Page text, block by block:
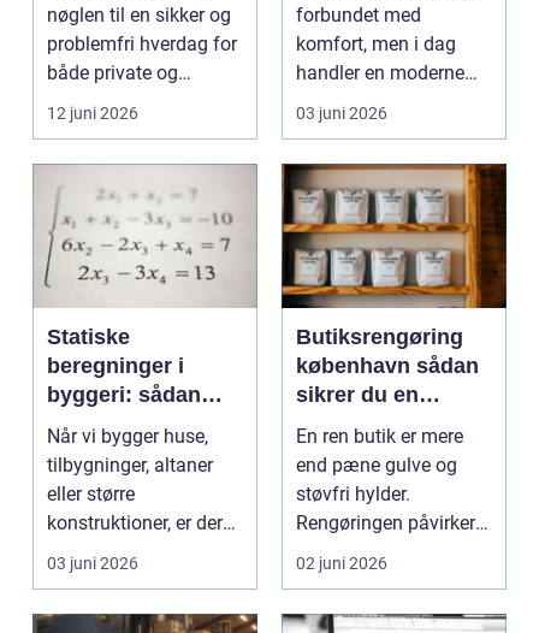
nøglen til en sikker og
problemfri hverdag for
både private og
virksomheder, de...
12 juni 2026
forbundet med
komfort, men i dag
handler en moderne
elevator lige så meg...
03 juni 2026
Statiske
beregninger i
byggeri: sådan
skaber de
sikkerhed og
tryghed
Når vi bygger huse,
tilbygninger, altaner
eller større
konstruktioner, er der
én ting, der altid ska...
03 juni 2026
Butiksrengøring
københavn sådan
sikrer du en
indbydende butik
hver dag
En ren butik er mere
end pæne gulve og
støvfri hylder.
Rengøringen påvirker
kundernes
førstehåndsind...
02 juni 2026